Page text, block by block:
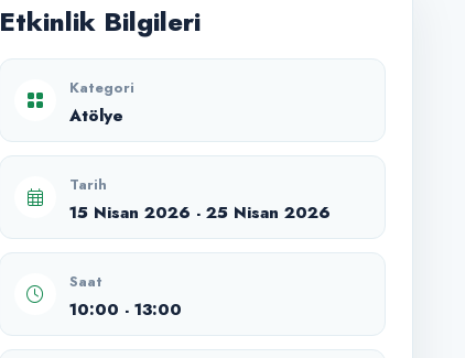
Etkinlik Bilgileri
Kategori
Atölye
Tarih
15 Nisan 2026 - 25 Nisan 2026
Saat
10:00 - 13:00